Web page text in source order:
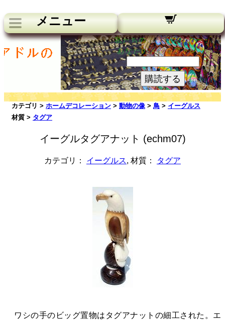
メニュー
私たちのニュースレター：
あなたのメールアドレス:
購読する
カテゴリ > ホームデコレーション > 動物の像 > 鳥 > イーグルス
材質 > タグア
イーグルタグアナット (echm07)
カテゴリ： イーグルス, 材質： タグア
ワシの手のビッグ置物はタグアナットの細工された。エ